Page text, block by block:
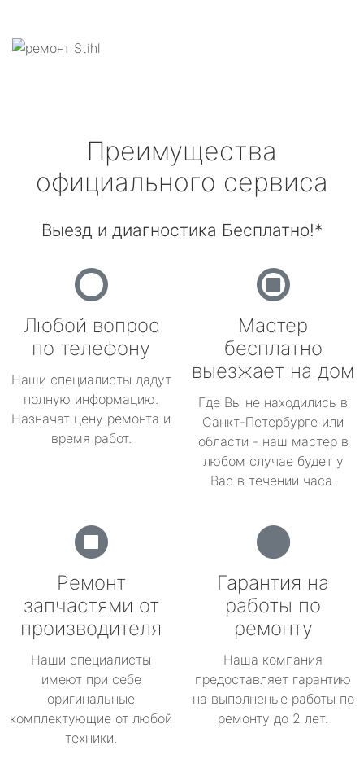
Преимущества
официального сервиса
Выезд и диагностика Бесплатно!*
Любой вопрос
по телефону
Наши специалисты дадут
полную информацию.
Назначат цену ремонта и
время работ.
Мастер
бесплатно
выезжает на дом
Где Вы не находились в
Санкт-Петербурге или
области - наш мастер в
любом случае будет у
Вас в течении часа.
Ремонт
запчастями от
производителя
Наши специалисты
имеют при себе
оригинальные
комплектующие от любой
техники.
Гарантия на
работы по
ремонту
Наша компания
предоставляет гарантию
на выполненые работы по
ремонту до 2 лет.